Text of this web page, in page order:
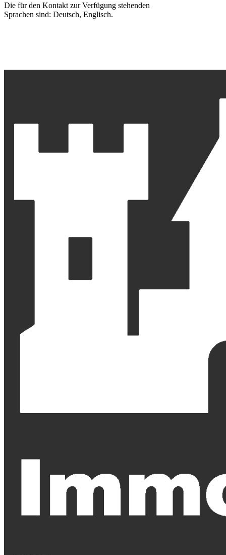
Die für den Kontakt zur Verfügung stehenden
Sprachen sind: Deutsch, Englisch.